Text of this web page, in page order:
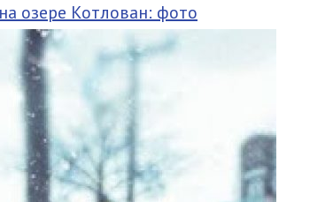
озере Котлован: фото